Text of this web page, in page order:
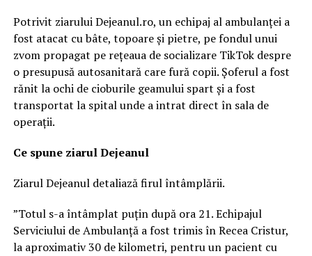
Potrivit ziarului Dejeanul.ro, un echipaj al ambulanței a
fost atacat cu bâte, topoare și pietre, pe fondul unui
zvom propagat pe rețeaua de socializare TikTok despre
o presupusă autosanitară care fură copii. Șoferul a fost
rănit la ochi de cioburile geamului spart și a fost
transportat la spital unde a intrat direct în sala de
operații.
Ce spune ziarul Dejeanul
Ziarul Dejeanul detaliază firul întâmplării.
”Totul s-a întâmplat puțin după ora 21. Echipajul
Serviciului de Ambulanță a fost trimis în Recea Cristur,
la aproximativ 30 de kilometri, pentru un pacient cu